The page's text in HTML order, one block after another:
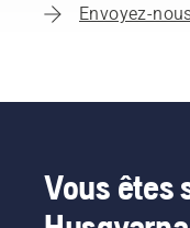
Envoyez-
Vous êtes